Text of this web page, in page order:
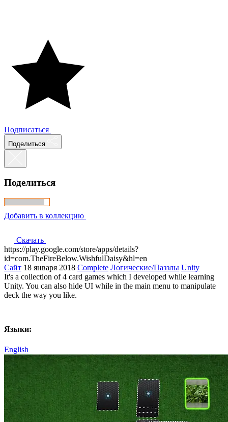
Подписаться
Поделиться
Поделиться
Добавить в коллекцию
Скачать
https://play.google.com/store/apps/details?
id=com.TheFireBelow.WishfulDaisy&hl=en
Cайт 18 января 2018 Complete Логические/Паззлы Unity
It's a collection of 4 card games which I developed while learning
Unity. You can also hide UI while in the main menu to manipulate
deck the way you like.
Языки:
English